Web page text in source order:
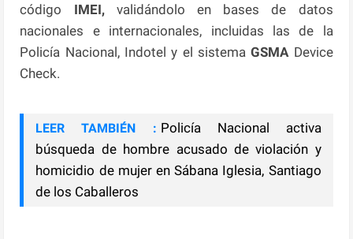
código IMEI,validándolo en bases de datos
nacionales e internacionales, incluidas las de la
Policía Nacional, Indotel y el sistemaGSMA Device
Check.
LEER TAMBIÉN : Policía Nacional activa
búsqueda de hombre acusado de violación y
homicidio de mujer en Sábana Iglesia, Santiago
de los Caballeros